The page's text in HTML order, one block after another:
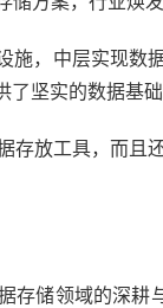
施，中层实现
坚实的数据基础
放工具，而
存储领域的深